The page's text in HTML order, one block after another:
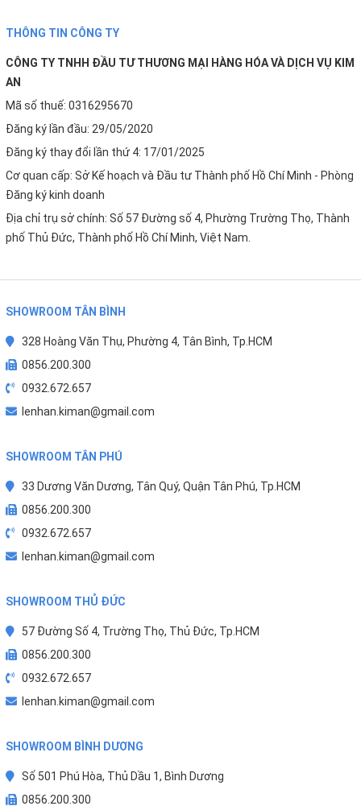
THÔNG TIN CÔNG TY
CÔNG TY TNHH ĐẦU TƯ THƯƠNG MẠI HÀNG HÓA VÀ DỊCH VỤ KIM
AN
Mã số thuế: 0316295670
Đăng ký lần đầu: 29/05/2020
Đăng ký thay đổi lần thứ 4: 17/01/2025
Cơ quan cấp: Sở Kế hoạch và Đầu tư Thành phố Hồ Chí Minh - Phòng
Đăng ký kinh doanh
Địa chỉ trụ sở chính: Số 57 Đường số 4, Phường Trường Thọ, Thành
phố Thủ Đức, Thành phố Hồ Chí Minh, Việt Nam.
SHOWROOM TÂN BÌNH
328 Hoàng Văn Thụ, Phường 4, Tân Bình, Tp.HCM
0856.200.300
0932.672.657
lenhan.kiman@gmail.com
SHOWROOM TÂN PHÚ
33 Dương Văn Dương, Tân Quý, Quận Tân Phú, Tp.HCM
0856.200.300
0932.672.657
lenhan.kiman@gmail.com
SHOWROOM THỦ ĐỨC
57 Đường Số 4, Trường Thọ, Thủ Đức, Tp.HCM
0856.200.300
0932.672.657
lenhan.kiman@gmail.com
SHOWROOM BÌNH DƯƠNG
Số 501 Phú Hòa, Thủ Dầu 1, Bình Dương
0856.200.300